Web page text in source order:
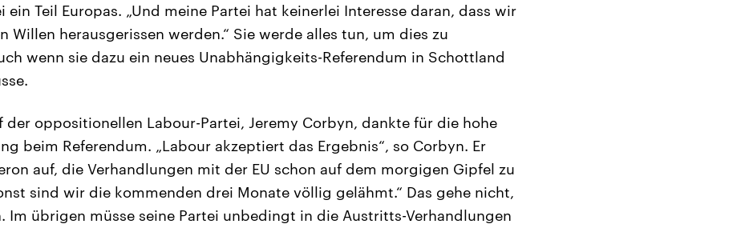
ein Teil Europas. „Und meine Partei hat keinerlei Interesse daran, dass wir
Willen herausgerissen werden.“ Sie werde alles tun, um dies zu
wenn sie dazu ein neues Unabhängigkeits-Referendum in Schottland
der oppositionellen Labour-Partei, Jeremy Corbyn, dankte für die hohe
beim Referendum. „Labour akzeptiert das Ergebnis“, so Corbyn. Er
auf, die Verhandlungen mit der EU schon auf dem morgigen Gipfel zu
sind wir die kommenden drei Monate völlig gelähmt.“ Das gehe nicht,
Im übrigen müsse seine Partei unbedingt in die Austritts-Verhandlungen